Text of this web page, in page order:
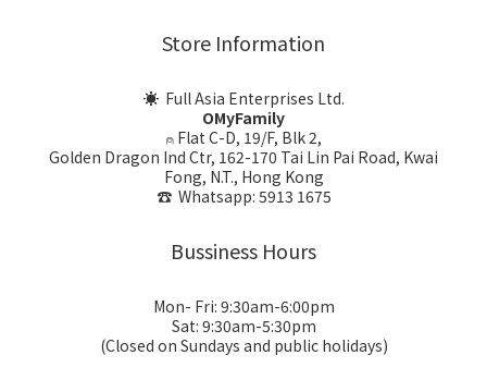
Store Information
☀ Full Asia Enterprises Ltd.
OMyFamily
⍝ Flat C-D, 19/F, Blk 2,
Golden Dragon Ind Ctr, 162-170 Tai Lin Pai Road, Kwai
Fong, N.T., Hong Kong
☎ Whatsapp: 5913 1675
Bussiness Hours
Mon- Fri: 9:30am-6:00pm
Sat: 9:30am-5:30pm
(Closed on Sundays and public holidays)